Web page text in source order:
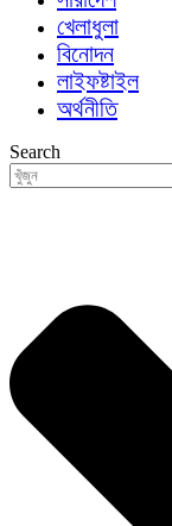
খেলাধুলা
বিনোদন
লাইফষ্টাইল
অর্থনীতি
Search